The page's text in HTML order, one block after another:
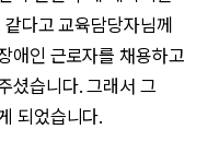
다고 교육담당자님께
애인 근로자를 채용하고
셨습니다. 그래서 그
되었습니다.